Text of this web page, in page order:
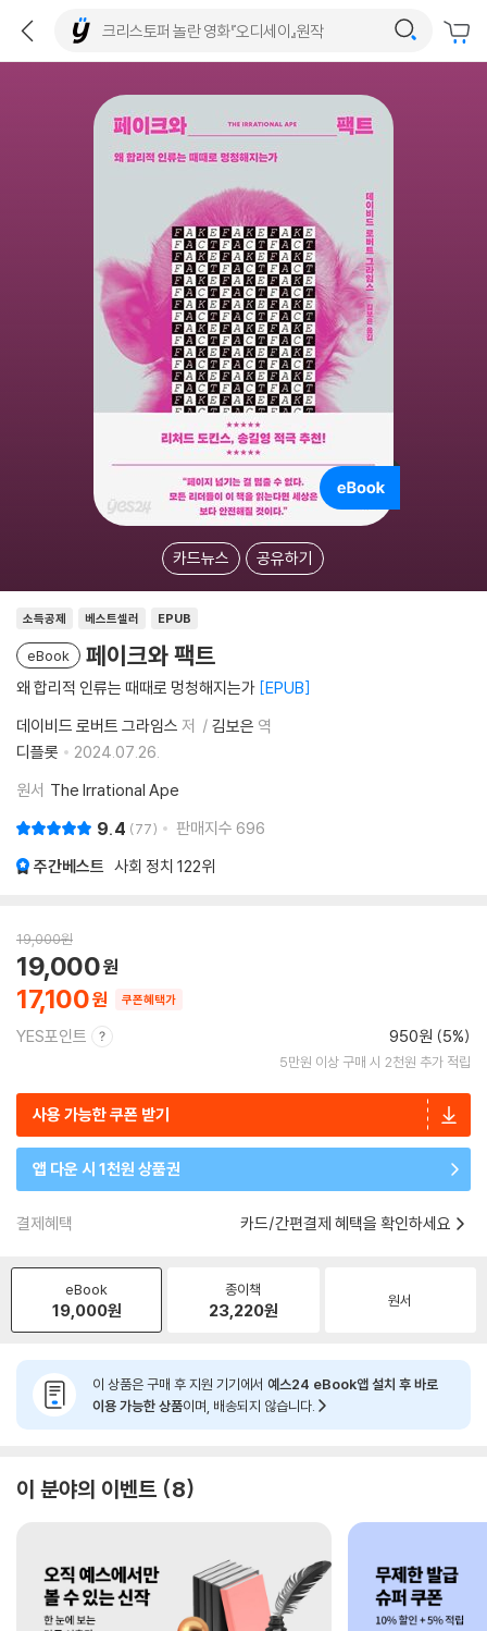
카드뉴스 공유하기
소득공제 베스트셀러 EPUB
eBook 페이크와 팩트
왜 합리적 인류는 때때로 멍청해지는가 EPUB
데이비드 로버트 그라임스 저 김보은 역
디플롯
2024.07.26.
원서 The Irrational Ape
9.4 77 판매지수 696
주간베스트 사회 정치 122위
19,000원
17,100
19,000
쿠폰혜택가
YES포인트 950원 (5%)
5만원 이상 구매 시 2천원 추가 적립
사용 가능한 쿠폰 받기
앱 다운 시 1천원 상품권
결제혜택 카드/간편결제 혜택을 확인하세요
eBook
19,000원
종이책
23,220원 원서
이 상품은 구매 후 지원 기기에서 예스24 eBook앱 설치 후 바로
이용 가능한 상품이며, 배송되지 않습니다.
이 분야의 이벤트 8